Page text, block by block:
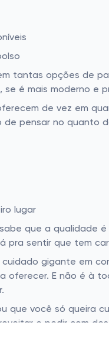
tantas opções de
se é mais moderno
de vez em
de pensar no
lugar
que a qualidade
pra sentir que tem
gigante em
oferecer. E não é à
que você só queira
e pedir com